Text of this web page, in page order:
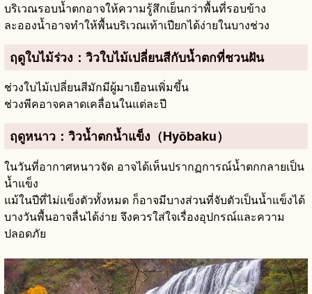
บริเวณรอบน้ำตกอาจให้ความรู้สึกเย็นกว่าพื้นที่รอบข้าง
ละอองน้ำอาจทำให้พื้นบริเวณเท้าเปียกได้ง่ายในบางช่วง
ฤดูใบไม้ร่วง ：วิวใบไม้เปลี่ยนสีกับน้ำตกที่ชวนฝัน
ช่วงใบไม้เปลี่ยนสีมักมีผู้มาเยือนเพิ่มขึ้น
ช่วงพีคอาจคลาดเคลื่อนในแต่ละปี
ฤดูหนาว ：วิวน้ำตกน้ำแข็ง（Hyōbaku）
ในวันที่อากาศหนาวจัด อาจได้เห็นปรากฏการณ์น้ำตกกลายเป็น
น้ำแข็ง
แม้ในปีที่ไม่แข็งตัวทั้งหมด ก็อาจมีบางส่วนที่จับตัวเป็นน้ำแข็งได้
บางวันพื้นอาจลื่นได้ง่าย จึงควรใส่ใจเรื่องอุปกรณ์และความ
ปลอดภัย